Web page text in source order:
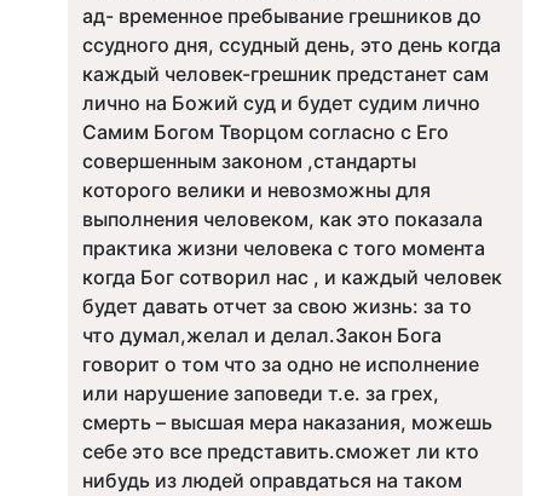
ад- временное пребывание грешников до
ссудного дня, ссудный день, это день когда
каждый человек-грешник предстанет сам
лично на Божий суд и будет судим лично
Самим Богом Творцом согласно с Его
совершенным законом ,стандарты
которого велики и невозможны для
выполнения человеком, как это показала
практика жизни человека с того момента
когда Бог сотворил нас , и каждый человек
будет давать отчет за свою жизнь: за то
что думал,желал и делал.Закон Бога
говорит о том что за одно не исполнение
или нарушение заповеди т.е. за грех,
смерть – высшая мера наказания, можешь
себе это все представить.сможет ли кто
нибудь из людей оправдаться на таком